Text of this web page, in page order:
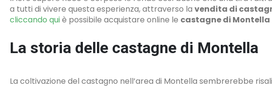
a tutti di vivere questa esperienza, attraverso la vendita di
cliccando quiè possibile acquistare online le castagne di Montella
La storia delle castagne di Montella
La coltivazione del castagno nell’area di Montella sembrerebbe